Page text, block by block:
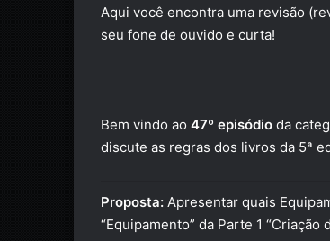
Aqui você encontra uma revisão
seu fone de ouvido e curta!
Bem vindo ao 47º episódio da
discute as regras dos livros da 5ª
Proposta: Apresentar quais
“Equipamento” da Parte 1